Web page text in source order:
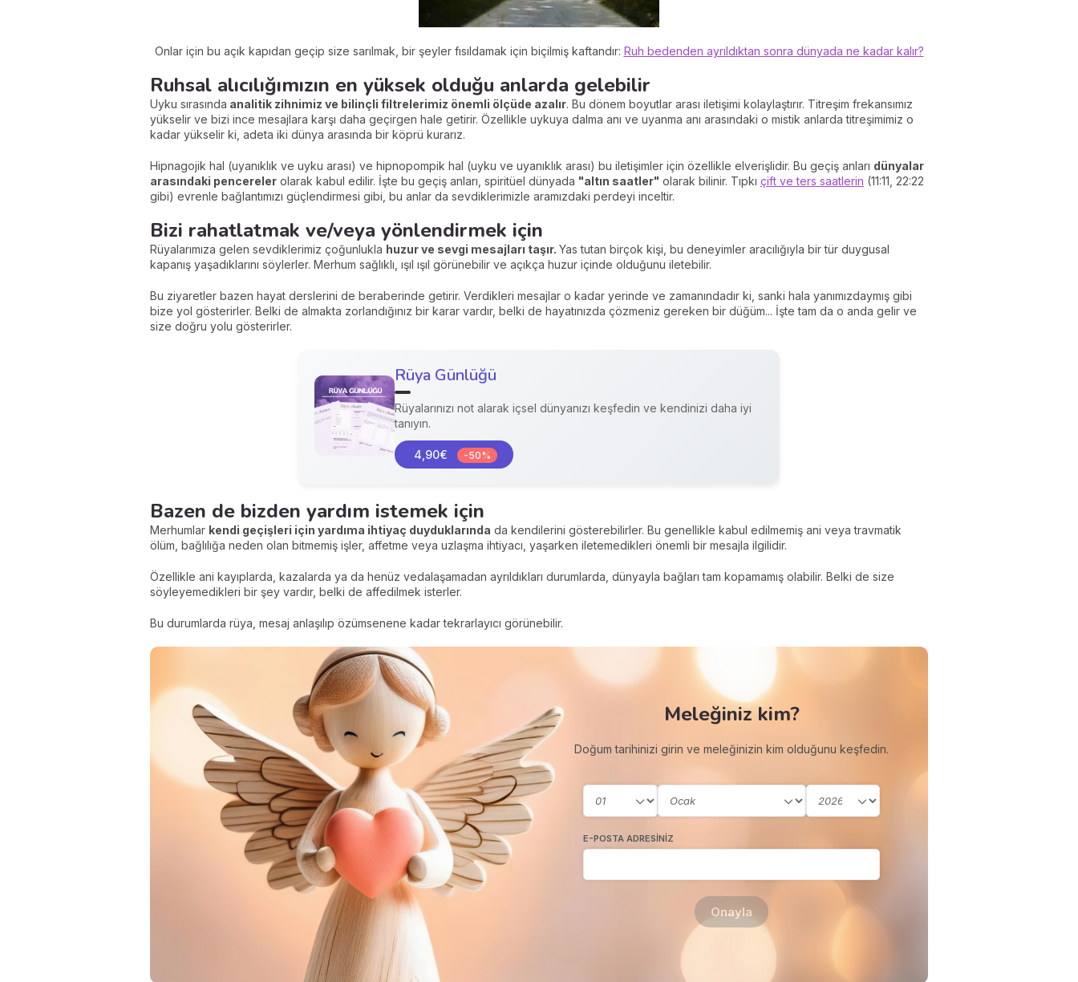
Onlar için bu açık kapıdan geçip size sarılmak, bir şeyler fısıldamak için biçilmiş kaftandır: Ruh bedenden ayrıldıktan sonra dünyada ne kadar kalır?
Ruhsal alıcılığımızın en yüksek olduğu anlarda gelebilir
Uyku sırasında analitik zihnimiz ve bilinçli filtrelerimiz önemli ölçüde azalır. Bu dönem boyutlar arası iletişimi kolaylaştırır. Titreşim frekansımız
yükselir ve bizi ince mesajlara karşı daha geçirgen hale getirir. Özellikle uykuya dalma anı ve uyanma anı arasındaki o mistik anlarda titreşimimiz o
kadar yükselir ki, adeta iki dünya arasında bir köprü kurarız.
Hipnagojik hal (uyanıklık ve uyku arası) ve hipnopompik hal (uyku ve uyanıklık arası) bu iletişimler için özellikle elverişlidir. Bu geçiş anları dünyalar
arasındaki pencereler olarak kabul edilir. İşte bu geçiş anları, spiritüel dünyada "altın saatler" olarak bilinir. Tıpkı çift ve ters saatlerin (11:11, 22:22
gibi) evrenle bağlantımızı güçlendirmesi gibi, bu anlar da sevdiklerimizle aramızdaki perdeyi inceltir.
Bizi rahatlatmak ve/veya yönlendirmek için
Rüyalarımıza gelen sevdiklerimiz çoğunlukla huzur ve sevgi mesajları taşır. Yas tutan birçok kişi, bu deneyimler aracılığıyla bir tür duygusal
kapanış yaşadıklarını söylerler. Merhum sağlıklı, ışıl ışıl görünebilir ve açıkça huzur içinde olduğunu iletebilir.
Bu ziyaretler bazen hayat derslerini de beraberinde getirir. Verdikleri mesajlar o kadar yerinde ve zamanındadır ki, sanki hala yanımızdaymış gibi
bize yol gösterirler. Belki de almakta zorlandığınız bir karar vardır, belki de hayatınızda çözmeniz gereken bir düğüm... İşte tam da o anda gelir ve
size doğru yolu gösterirler.
Rüya Günlüğü
Rüyalarınızı not alarak içsel dünyanızı keşfedin ve kendinizi daha iyi
tanıyın.
4,90€ -50%
Bazen de bizden yardım istemek için
Merhumlar kendi geçişleri için yardıma ihtiyaç duyduklarında da kendilerini gösterebilirler. Bu genellikle kabul edilmemiş ani veya travmatik
ölüm, bağlılığa neden olan bitmemiş işler, affetme veya uzlaşma ihtiyacı, yaşarken iletemedikleri önemli bir mesajla ilgilidir.
Özellikle ani kayıplarda, kazalarda ya da henüz vedalaşamadan ayrıldıkları durumlarda, dünyayla bağları tam kopamamış olabilir. Belki de size
söyleyemedikleri bir şey vardır, belki de affedilmek isterler.
Bu durumlarda rüya, mesaj anlaşılıp özümsenene kadar tekrarlayıcı görünebilir.
Meleğiniz kim?
Doğum tarihinizi girin ve meleğinizin kim olduğunu keşfedin.
E-POSTA ADRESINIZ
Onayla